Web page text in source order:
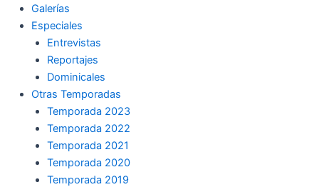
Galerías
Especiales
Entrevistas
Reportajes
Dominicales
Otras Temporadas
Temporada 2023
Temporada 2022
Temporada 2021
Temporada 2020
Temporada 2019